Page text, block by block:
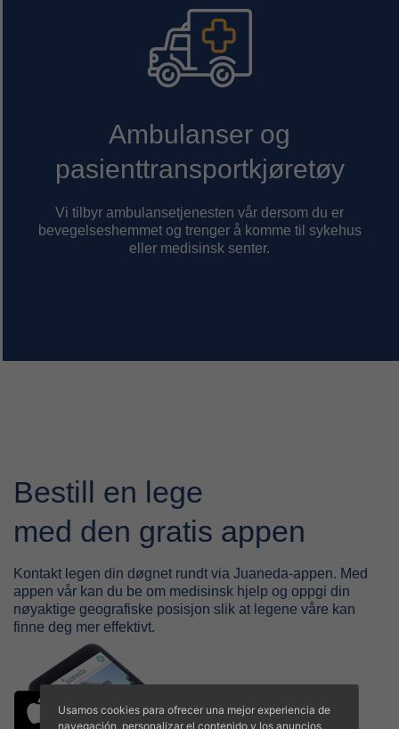
Ambulanser og
pasienttransportkjøretøy
Vi tilbyr ambulansetjenesten vår dersom du er
bevegelseshemmet og trenger å komme til sykehus
eller medisinsk senter.
Bestill en lege
med den gratis appen
Kontakt legen din døgnet rundt via Juaneda-appen. Med
appen vår kan du be om medisinsk hjelp og oppgi din
nøyaktige geografiske posisjon slik at legene våre kan
finne deg mer effektivt.
Usamos cookies para ofrecer una mejor experiencia de
navegación, personalizar el contenido y los anuncios,